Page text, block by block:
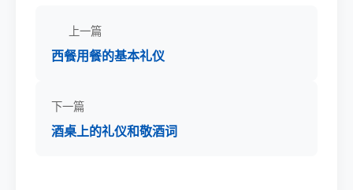
上一篇
西餐用餐的基本礼仪
下一篇
酒桌上的礼仪和敬酒词